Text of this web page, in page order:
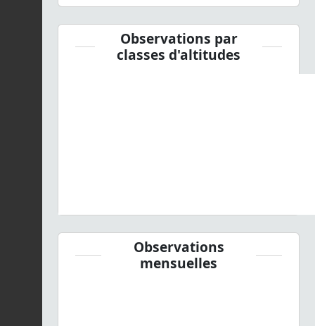
Observations par
classes d'altitudes
Observations
mensuelles